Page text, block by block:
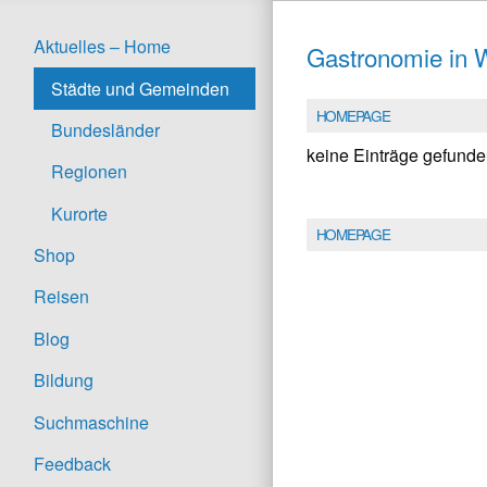
Aktuelles – Home
Städte und Gemeinden
Bundesländer
Regionen
Kurorte
Shop
Reisen
Blog
Bildung
Suchmaschine
Feedback
Gastronomie in
HOMEPAGE
keine Einträge
HOMEPAGE